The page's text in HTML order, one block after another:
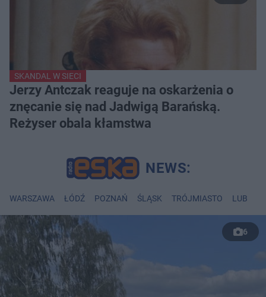
SKANDAL W SIECI
Jerzy Antczak reaguje na oskarżenia o
znęcanie się nad Jadwigą Barańską.
Reżyser obala kłamstwa
WARSZAWA ŁÓDŹ POZNAŃ ŚLĄSK TRÓJMIASTO LUBLIN
6